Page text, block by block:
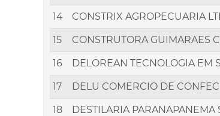
14 CONSTRIX AGROPECUARIA
15 CONSTRUTORA GUIMARAES
16 DELOREAN TECNOLOGIA EM
17 DELU COMERCIO DE
18 DESTILARIA PARANAPANEMA